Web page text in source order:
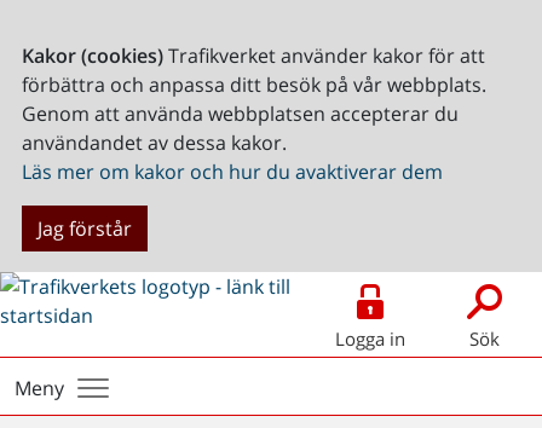
Kakor (cookies)Trafikverket använder kakor för att
förbättra och anpassa ditt besök på vår webbplats.
Genom att använda webbplatsen accepterar du
användandet av dessa kakor.
Läs mer om kakor och hur du avaktiverar dem
Jag förstår
Logga in Sök
Meny